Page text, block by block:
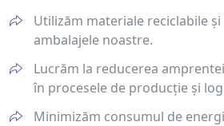
Utilizăm materiale reciclabile
ambalajele noastre.
Lucrăm la reducerea
în procesele de producție și
Minimizăm consumul de